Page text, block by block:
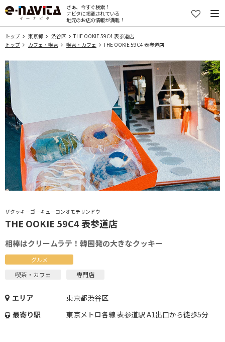
さぁ、今すぐ検索！
ナビタに掲載されている
地元のお店の情報が満載！
トップ 東京都 渋谷区
THE OOKIE 59C4 表参道店
トップ
カフェ・喫茶 喫茶・カフェ THE OOKIE 59C4 表参道店
ザクッキーゴーキューヨンオモテサンドウ
THE OOKIE 59C4 表参道店
相棒はクリームラテ！韓国発の大きなクッキー
グルメ
喫茶・カフェ 専門店
エリア
東京都渋谷区
最寄り駅
東京メトロ各線 表参道駅 A1出口から徒歩5分